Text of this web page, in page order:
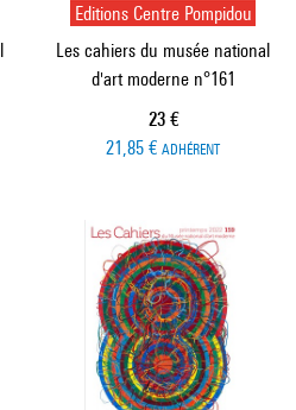
Editions Centre Pompidou
Les cahiers du musée national
d'art moderne n°161
Prix ​​actuel
23 €
21,85 € ADHÉRENT